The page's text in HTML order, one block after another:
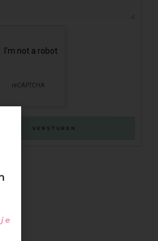
VERSTUREN